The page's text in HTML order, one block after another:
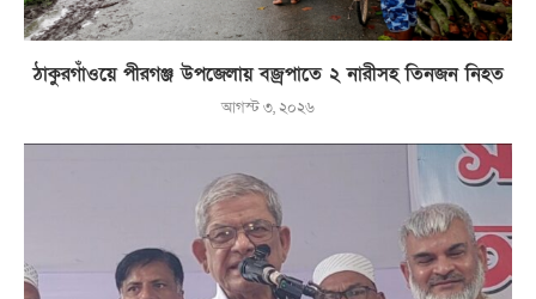
ঠাকুরগাঁওয়ে পীরগঞ্জ উপজেলায় বজ্রপাতে ২ নারীসহ তিনজন নিহত
আগস্ট ৩, ২০২৬